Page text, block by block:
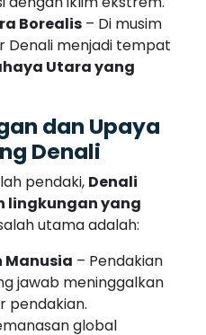
pendaki,
Denali
yang
utama adalah:
jawab meninggalkan
pendakian.
global
gletser di sekitar
Liar– Peningkatan